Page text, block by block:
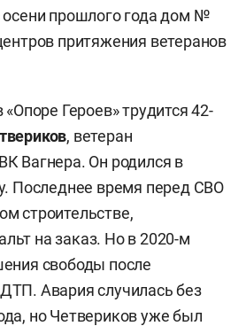
осени прошлого года дом №
притяжения ветеранов
Героев» трудится 42-
, ветеран
Вагнера. Он родился в
Последнее время перед СВО
строительстве,
на заказ. Но в 2020-м
свободы после
Авария случилась без
но Четвериков уже был